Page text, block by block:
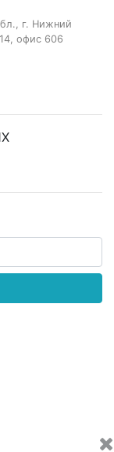
г. Нижний
офис 606